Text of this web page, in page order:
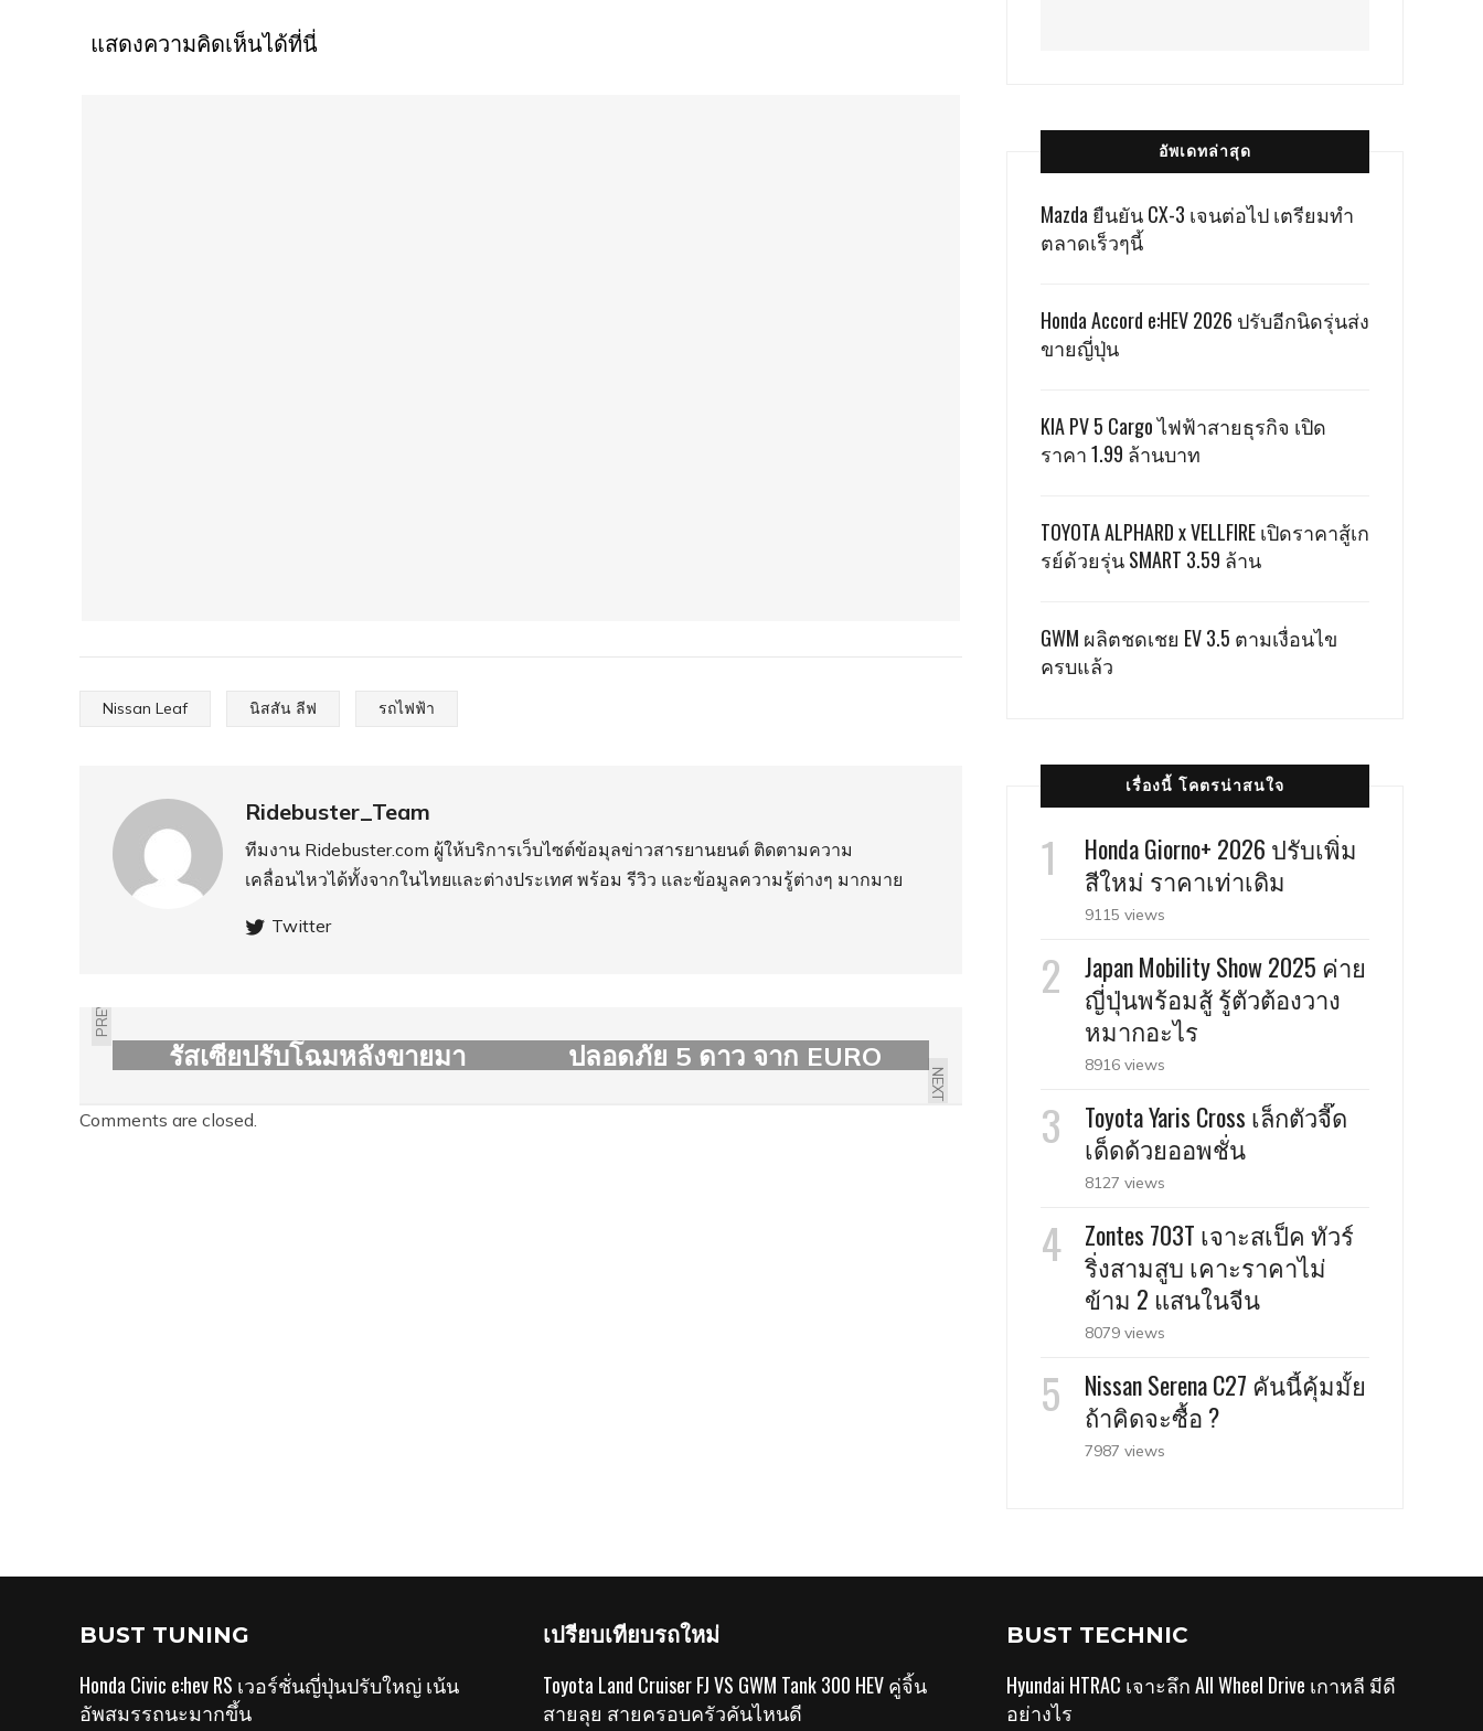
แสดงความคิดเห็นได้ที่นี่
Nissan Leaf นิสสัน ลีฟ รถไฟฟ้า
Ridebuster_Team
ทีมงาน Ridebuster.com ผู้ให้บริการเว็บไซต์ข้อมุลข่าวสารยานยนต์ ติดตามความ
เคลื่อนไหวได้ทั้งจากในไทยและต่างประเทศ พร้อม รีวิว และข้อมูลความรู้ต่างๆ มากมาย
Twitter
PREVIOUS
รัสเซียปรับโฉมหลังขายมา
NEXT
ปลอดภัย 5 ดาว จาก EURO
Comments are closed.
อัพเดทล่าสุด
Mazda ยืนยัน CX-3 เจนต่อไป เตรียมทำ
ตลาดเร็วๆนี้
Honda Accord e:HEV 2026 ปรับอีกนิดรุ่นส่ง
ขายญี่ปุ่น
KIA PV 5 Cargo ไฟฟ้าสายธุรกิจ เปิด
ราคา 1.99 ล้านบาท
TOYOTA ALPHARD x VELLFIRE เปิดราคาสู้เก
รย์ด้วยรุ่น SMART 3.59 ล้าน
GWM ผลิตชดเชย EV 3.5 ตามเงื่อนไข
ครบแล้ว
เรื่องนี้ โคตรน่าสนใจ
Honda Giorno+ 2026 ปรับเพิ่ม
สีใหม่ ราคาเท่าเดิม
9115 views
Japan Mobility Show 2025 ค่าย
ญี่ปุ่นพร้อมสู้ รู้ตัวต้องวาง
หมากอะไร
8916 views
Toyota Yaris Cross เล็กตัวจี๊ด
เด็ดด้วยออพชั่น
8127 views
Zontes 703T เจาะสเป็ค ทัวร์
ริ่งสามสูบ เคาะราคาไม่
ข้าม 2 แสนในจีน
8079 views
Nissan Serena C27 คันนี้คุ้มมั้ย
ถ้าคิดจะซื้อ ?
7987 views
BUST TUNING
Honda Civic e:hev RS เวอร์ชั่นญี่ปุ่นปรับใหญ่ เน้น
อัพสมรรถนะมากขึ้น
เปรียบเทียบรถใหม่
Toyota Land Cruiser FJ VS GWM Tank 300 HEV คู่จิ้น
สายลุย สายครอบครัวคันไหนดี
BUST TECHNIC
Hyundai HTRAC เจาะลึก All Wheel Drive เกาหลี มีดี
อย่างไร